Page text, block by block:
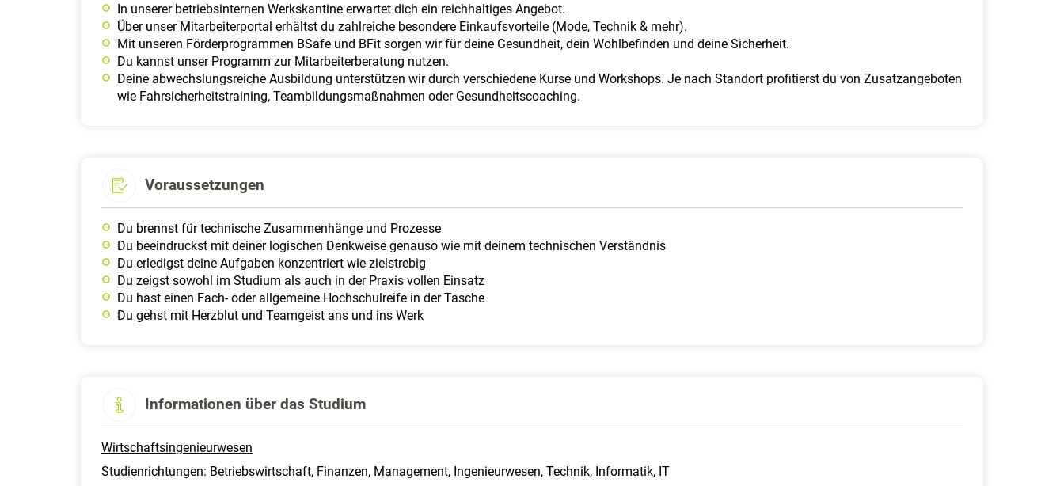
In unserer betriebsinternen Werkskantine erwartet dich ein reichhaltiges Angebot.
Über unser Mitarbeiterportal erhältst du zahlreiche besondere Einkaufsvorteile (Mode, Technik & mehr).
Mit unseren Förderprogrammen BSafe und BFit sorgen wir für deine Gesundheit, dein Wohlbefinden und deine Sicherheit.
Du kannst unser Programm zur Mitarbeiterberatung nutzen.
Deine abwechslungsreiche Ausbildung unterstützen wir durch verschiedene Kurse und Workshops. Je nach Standort profitierst du von Zusatzangeboten
wie Fahrsicherheitstraining, Teambildungsmaßnahmen oder Gesundheitscoaching.
Voraussetzungen
Du brennst für technische Zusammenhänge und Prozesse
Du beeindruckst mit deiner logischen Denkweise genauso wie mit deinem technischen Verständnis
Du erledigst deine Aufgaben konzentriert wie zielstrebig
Du zeigst sowohl im Studium als auch in der Praxis vollen Einsatz
Du hast einen Fach- oder allgemeine Hochschulreife in der Tasche
Du gehst mit Herzblut und Teamgeist ans und ins Werk
Informationen über das Studium
Wirtschaftsingenieurwesen
Studienrichtungen: Betriebswirtschaft, Finanzen, Management, Ingenieurwesen, Technik, Informatik, IT